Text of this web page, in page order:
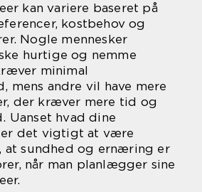
kan variere baseret på
kostbehov og
Nogle mennesker
hurtige og nemme
minimal
mens andre vil have mere
der kræver mere tid og
Uanset hvad dine
det vigtigt at være
at sundhed og ernæring er
når man planlægger sine